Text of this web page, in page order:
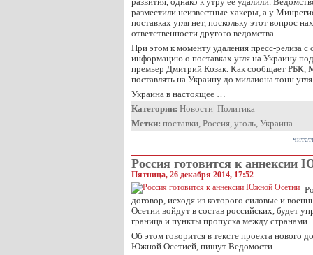
разместили неизвестные хакеры, а у
поставках угля нет, поскольку этот вопрос
ответственности другого ведомства.
При этом к моменту удаления пресс-релиза с
информацию о поставках угля на Украину
премьер Дмитрий Козак. Как сообщает РБК,
поставлять на Украину до миллиона тонн
Украина в настоящее …
Категории: Новости| Политика
Метки: поставки, Россия, уголь, Украина
Россия готовится к аннексии
Пятница, 26 декабря 2014, 17:52
договор, исходя из которого силовые и
Осетии войдут в состав российских, будет
граница и пункты пропуска между странами .
Об этом говорится в тексте проекта нового
Южной Осетией, пишут Ведомости.